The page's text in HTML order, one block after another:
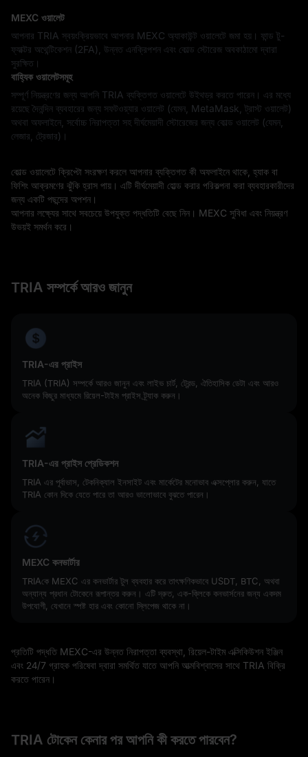
MEXC ওয়ালেট
আপনার TRIA স্বয়ংক্রিয়ভাবে আপনার MEXC অ্যাকাউন্ট ওয়ালেটে জমা হয়। ফান্ড টু-
ফ্যাক্টর অথেন্টিকেশন (2FA), উন্নত এনক্রিপশন এবং কোল্ড স্টোরেজ অবকাঠামো দ্বারা
সুরক্ষিত।
বাহ্যিক ওয়ালেটসমূহ
সম্পূর্ণ নিয়ন্ত্রণের জন্য আপনি TRIA ব্যক্তিগত ওয়ালেটে উইথড্র করতে পারেন। এর মধ্যে
রয়েছে দৈনন্দিন ব্যবহারের জন্য সফটওয়্যার ওয়ালেট (যেমন, MetaMask, ট্রাস্ট ওয়ালেট)
অথবা অফলাইনে, সর্বোচ্চ নিরাপত্তা সহ দীর্ঘমেয়াদী স্টোরেজের জন্য কোল্ড ওয়ালেট (যেমন,
লেজার, ট্রেজার)।
কোল্ড ওয়ালেটে ক্রিপ্টো সংরক্ষণ করলে আপনার ব্যক্তিগত কী অফলাইনে থাকে, হ্যাক বা
ফিশিং আক্রমণের ঝুঁকি হ্রাস পায়। এটি দীর্ঘমেয়াদী হোল্ড করার পরিকল্পনা করা ব্যবহারকারীদের
জন্য একটি পছন্দের অপশন।
আপনার লক্ষ্যের সাথে সবচেয়ে উপযুক্ত পদ্ধতিটি বেছে নিন। MEXC সুবিধা এবং নিয়ন্ত্রণ
উভয়ই সমর্থন করে।
TRIA সম্পর্কে আরও জানুন
TRIA-এর প্রাইস
TRIA (TRIA) সম্পর্কে আরও জানুন এবং লাইভ চার্ট, ট্রেন্ড, ঐতিহাসিক ডেটা এবং আরও
অনেক কিছুর মাধ্যমে রিয়েল-টাইম প্রাইস ট্র্যাক করুন।
TRIA-এর প্রাইস প্রেডিকশন
TRIA এর পূর্বাভাস, টেকনিক্যাল ইনসাইট এবং মার্কেটের মনোভাব এক্সপ্লোর করুন, যাতে
TRIA কোন দিকে যেতে পারে তা আরও ভালোভাবে বুঝতে পারেন।
MEXC কনভার্টার
TRIAকে MEXC এর কনভার্টার টুল ব্যবহার করে তাৎক্ষণিকভাবে USDT, BTC, অথবা
অন্যান্য প্রধান টোকেনে রূপান্তর করুন। এটি দ্রুত, এক-ক্লিকে কনভার্সনের জন্য একদম
উপযোগী, যেখানে স্পষ্ট হার এবং কোনো স্লিপেজ থাকে না।
প্রতিটি পদ্ধতি MEXC-এর উন্নত নিরাপত্তা ব্যবস্থা, রিয়েল-টাইম এক্সিকিউশন ইঞ্জিন
এবং 24/7 গ্রাহক পরিষেবা দ্বারা সমর্থিত যাতে আপনি আত্মবিশ্বাসের সাথে TRIA বিক্রি
করতে পারেন।
TRIA টোকেন কেনার পর আপনি কী করতে পারবেন?